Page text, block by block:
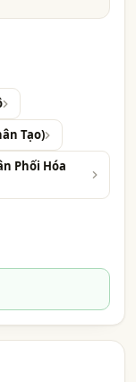
Tạo)
Phối Hóa